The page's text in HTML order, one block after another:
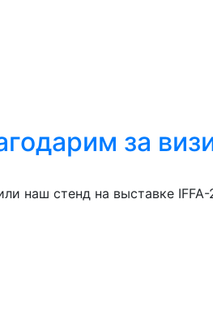
за
наш стенд на выставке